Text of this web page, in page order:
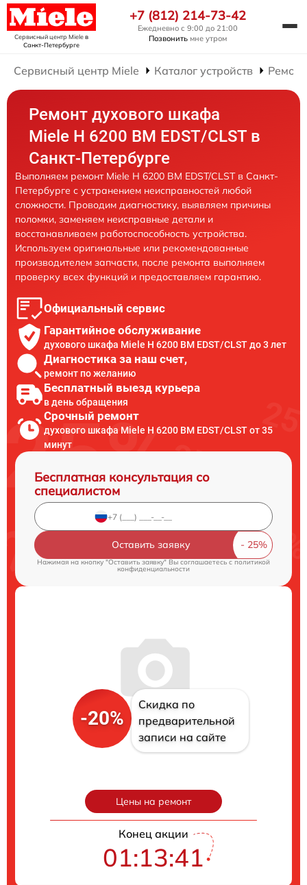
Сервисный центр Mieleв
Санкт-Петербурге
+7 (812) 214-73-42
Ежедневно с 9:00 до 21:00
Позвонить мне утром
Сервисный центр Miele Каталог устройств
Ремонт духового шкафа
Miele H 6200 BM EDST/CLST в
Санкт-Петербурге
Выполняем ремонт Miele H 6200 BM EDST/CLST в Санкт-
Петербурге с устранением неисправностей любой
сложности. Проводим диагностику, выявляем причины
поломки, заменяем неисправные детали и
восстанавливаем работоспособность устройства.
Используем оригинальные или рекомендованные
производителем запчасти, после ремонта выполняем
проверку всех функций и предоставляем гарантию.
Официальный сервис
Гарантийное обслуживание
духового шкафа Miele H 6200 BM EDST/CLST до 3 лет
Диагностика за наш счет,
ремонт по желанию
Бесплатный выезд курьера
в день обращения
Срочный ремонт
духового шкафа Miele H 6200 BM EDST/CLST от 35
минут
Бесплатная консультация со
специалистом
Оставить заявку
Нажимая на кнопку "Оставить заявку" Вы соглашаетесь cполитикой
конфиденциальности
-20%
Скидка по
предварительной
записи на сайте
Цены на ремонт
Конец акции
01:13:40